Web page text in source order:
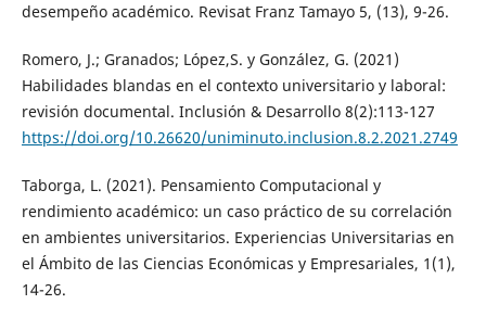
desempeño académico. Revisat Franz Tamayo 5, (13), 9-26.
Romero, J.; Granados; López,S. y González, G. (2021)
Habilidades blandas en el contexto universitario y laboral:
revisión documental. Inclusión & Desarrollo 8(2):113-127
https://doi.org/10.26620/uniminuto.inclusion.8.2.2021.2749
Taborga, L. (2021). Pensamiento Computacional y
rendimiento académico: un caso práctico de su correlación
en ambientes universitarios. Experiencias Universitarias en
el Ámbito de las Ciencias Económicas y Empresariales, 1(1),
14-26.